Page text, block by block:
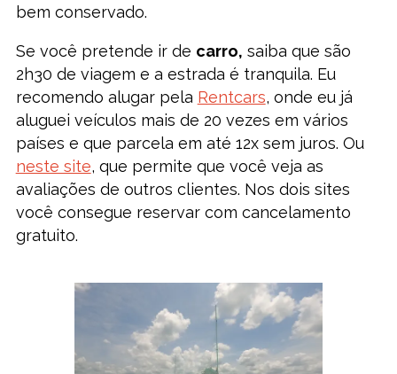
bem conservado.
Se você pretende ir de carro, saiba que são
2h30 de viagem e a estrada é tranquila. Eu
recomendo alugar pela Rentcars, onde eu já
aluguei veículos mais de 20 vezes em vários
países e que parcela em até 12x sem juros. Ou
neste site, que permite que você veja as
avaliações de outros clientes. Nos dois sites
você consegue reservar com cancelamento
gratuito.